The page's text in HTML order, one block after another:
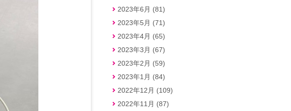
2023年6月 (81)
2023年5月 (71)
2023年4月 (65)
2023年3月 (67)
2023年2月 (59)
2023年1月 (84)
2022年12月 (109)
2022年11月 (87)